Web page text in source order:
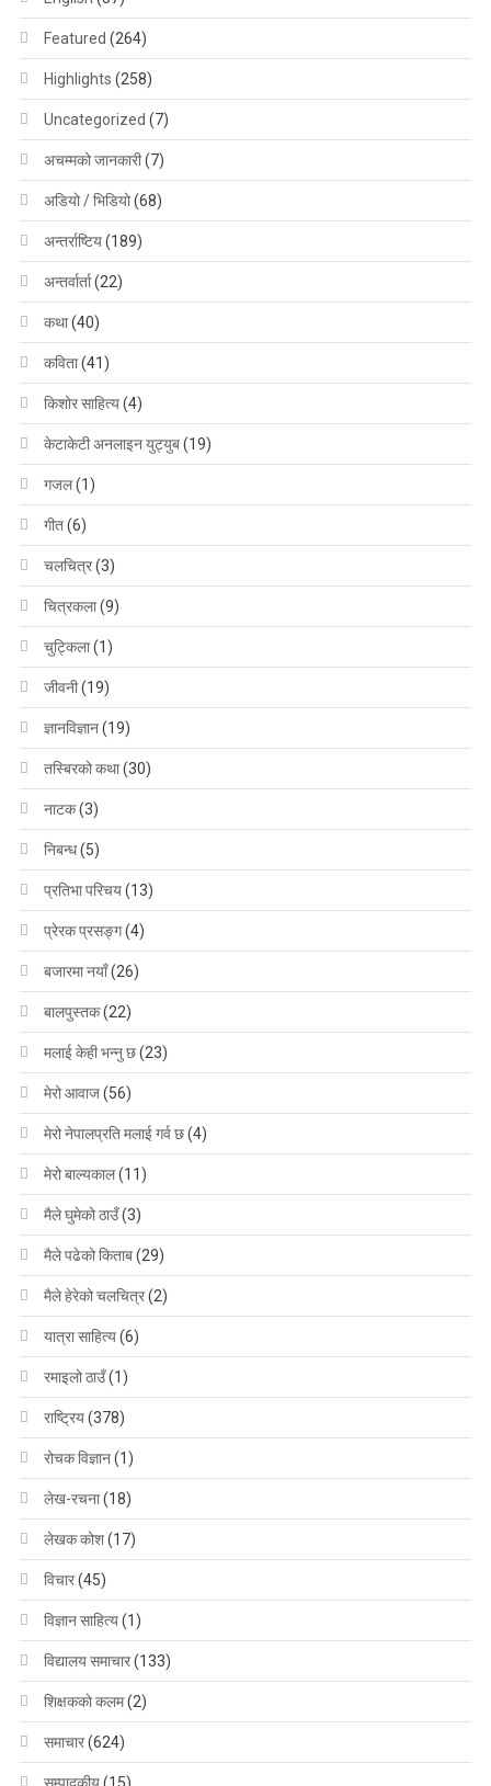
Featured (264)
Highlights (258)
Uncategorized (7)
अचम्मको जानकारी(7)
अडियो / भिडियो(68)
अन्तर्राष्टिय(189)
अन्तर्वार्ता(22)
कथा(40)
कविता(41)
किशोर साहित्य(4)
केटाकेटी अनलाइन युट्युब(19)
गजल(1)
गीत(6)
चलचित्र(3)
चित्रकला(9)
चुट्किला(1)
जीवनी(19)
ज्ञानविज्ञान(19)
तस्बिरको कथा(30)
नाटक(3)
निबन्ध(5)
प्रतिभा परिचय(13)
प्रेरक प्रसङ्ग(4)
बजारमा नयाँ(26)
बालपुस्तक(22)
मलाई केही भन्नु छ(23)
मेरो आवाज(56)
मेरो नेपालप्रति मलाई गर्व छ(4)
मेरो बाल्यकाल(11)
मैले घुमेको ठाउँ(3)
मैले पढेको किताब(29)
मैले हेरेको चलचित्र(2)
यात्रा साहित्य(6)
रमाइलो ठाउँ(1)
राष्ट्रिय(378)
रोचक विज्ञान(1)
लेख-रचना(18)
लेखक कोश(17)
विचार(45)
विज्ञान साहित्य(1)
विद्यालय समाचार(133)
शिक्षककाे कलम(2)
समाचार(624)
सम्पादकीय(15)